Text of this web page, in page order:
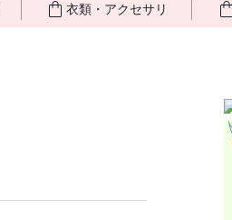
衣類・アクセサリ